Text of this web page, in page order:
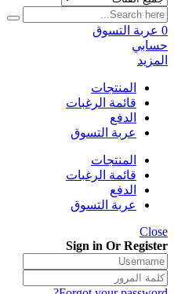
0 عربة التسوق
حسابي
المزيد
المنتجات
قائمة الرغبات
الدفع
عربة التسوق
المنتجات
قائمة الرغبات
الدفع
عربة التسوق
Close
Sign in Or Register